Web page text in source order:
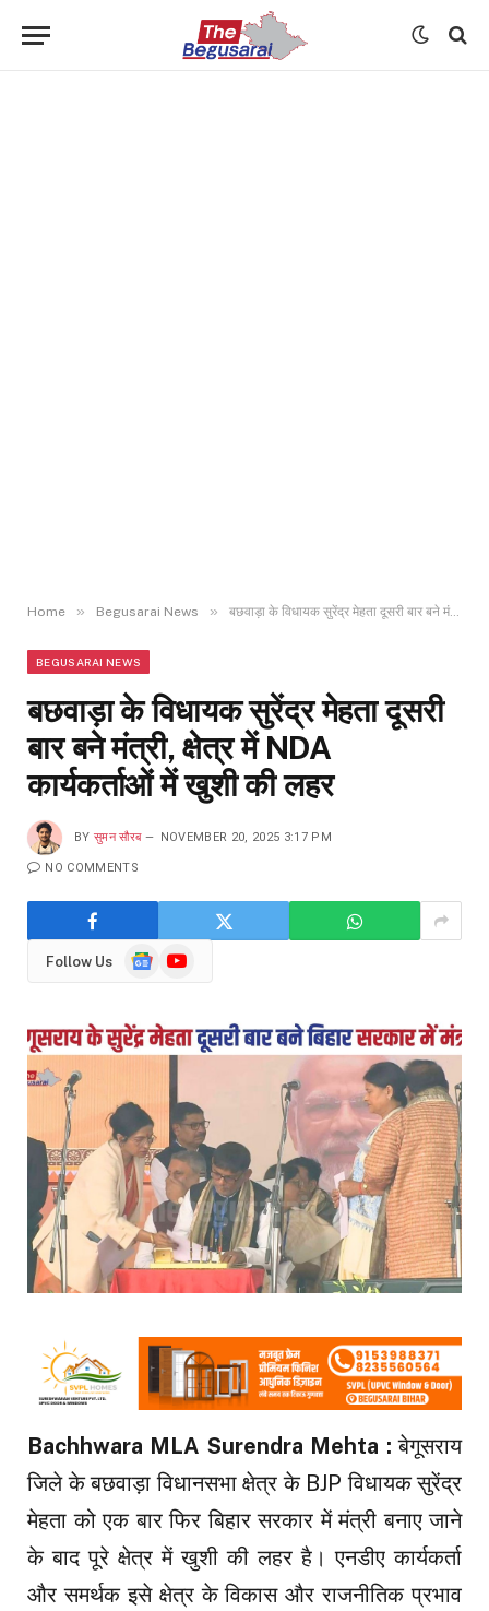
Home » Begusarai News » बछवाड़ा के विधायक सुरेंद्र मेहता दूसरी बार बने मंत्री, क्षेत्र में NDA कार्यकर्ताओं में खुशी की लहर
BEGUSARAI NEWS
बछवाड़ा के विधायक सुरेंद्र मेहता दूसरी
बार बने मंत्री, क्षेत्र में NDA
कार्यकर्ताओं में खुशी की लहर
BY सुमन सौरब NOVEMBER 20, 2025 3:17 PM
NO COMMENTS
Follow Us
GoogleYouTube
Bachhwara MLA Surendra Mehta :बेगूसराय
जिले के बछवाड़ा विधानसभा क्षेत्र के BJP विधायक सुरेंद्र
मेहता को एक बार फिर बिहार सरकार में मंत्री बनाए जाने
के बाद पूरे क्षेत्र में खुशी की लहर है। एनडीए कार्यकर्ता
और समर्थक इसे क्षेत्र के विकास और राजनीतिक प्रभाव